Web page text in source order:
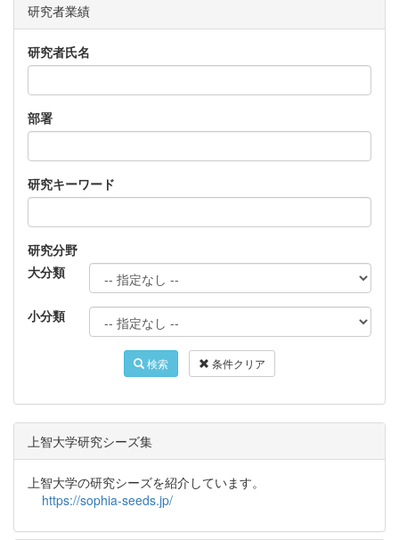
研究者業績
研究者氏名
部署
研究キーワード
研究分野
大分類
小分類
検索 条件クリア
上智大学研究シーズ集
上智大学の研究シーズを紹介しています。
https://sophia-seeds.jp/